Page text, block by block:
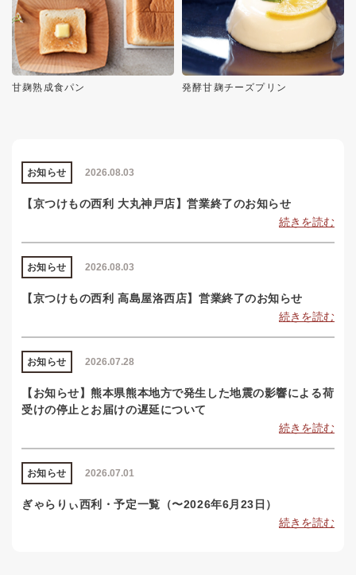
甘麹熟成食パン 発酵甘麹チーズプリン
2026.08.03
お知らせ
【京つけもの西利 大丸神戸店】営業終了のお知らせ
続きを読む
2026.08.03
お知らせ
【京つけもの西利 高島屋洛西店】営業終了のお知らせ
続きを読む
2026.07.28
お知らせ
【お知らせ】熊本県熊本地方で発生した地震の影響による荷
受けの停止とお届けの遅延について
続きを読む
2026.07.01
お知らせ
ぎゃらりぃ西利・予定一覧（〜2026年6月23日）
続きを読む